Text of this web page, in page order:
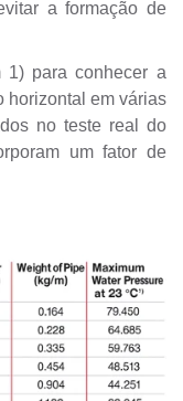
a formação de
1) para conhecer a
horizontal em várias
no teste real do
um fator de